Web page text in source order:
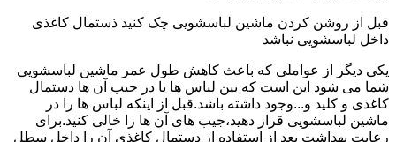
قبل از روشن کردن ماشین لباسشویی چک کنید ذستمال کاغذی
داخل لباسشویی نباشد
یکی دیگر از عواملی که باعث کاهش طول عمر ماشین لباسشویی
شما می شود این است که بین لباس ها یا در جیب آن ها دستمال
کاغذی و کلید و...وجود داشته باشد.قبل از اینکه لباس ها را در
ماشین لباسشویی قرار دهید،جیب های آن ها را خالی کنید.برای
رعایت بهداشت بعد از استفاده از دستمال کاغذی آن را داخل سطل